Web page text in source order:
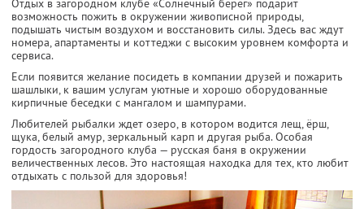
Отдых в загородном клубе «Солнечный берег» подарит
возможность пожить в окружении живописной природы,
подышать чистым воздухом и восстановить силы. Здесь вас ждут
номера, апартаменты и коттеджи с высоким уровнем комфорта и
сервиса.
Если появится желание посидеть в компании друзей и пожарить
шашлыки, к вашим услугам уютные и хорошо оборудованные
кирпичные беседки с мангалом и шампурами.
Любителей рыбалки ждет озеро, в котором водится лещ, ёрш,
щука, белый амур, зеркальный карп и другая рыба. Особая
гордость загородного клуба — русская баня в окружении
величественных лесов. Это настоящая находка для тех, кто любит
отдыхать с пользой для здоровья!